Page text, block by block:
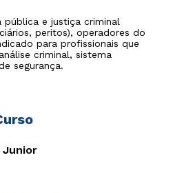
pública e justiça criminal
peritos), operadores do
para profissionais que
criminal, sistema
segurança.
Junior